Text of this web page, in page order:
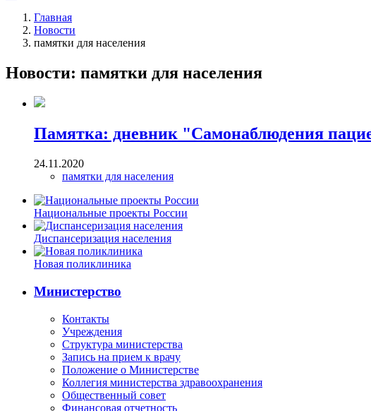
Главная
Новости
памятки для населения
Новости: памятки для населения
Памятка: дневник "Самонаблюдения
24.11.2020
памятки для населения
Национальные проекты России
Диспансеризация населения
Новая поликлиника
Министерство
Контакты
Учреждения
Структура министерства
Запись на прием к врачу
Положение о Министерстве
Коллегия министерства здравоохранения
Общественный совет
Финансовая отчетность